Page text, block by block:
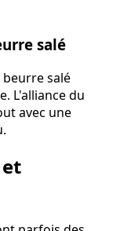
salé
beurre salé
L'alliance du
avec une